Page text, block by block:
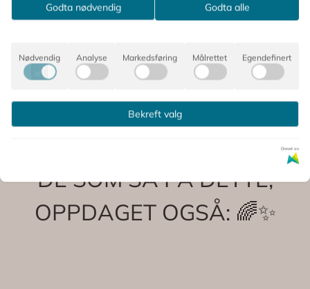
Produsent
DE SOM SÅ PÅ DETTE,
OPPDAGET OGSÅ: 🌈✨
Godta nødvendig Godta alle
Nødvendig Analyse Markedsføring Målrettet Egendefinert
Bekreft valg
Drevet av